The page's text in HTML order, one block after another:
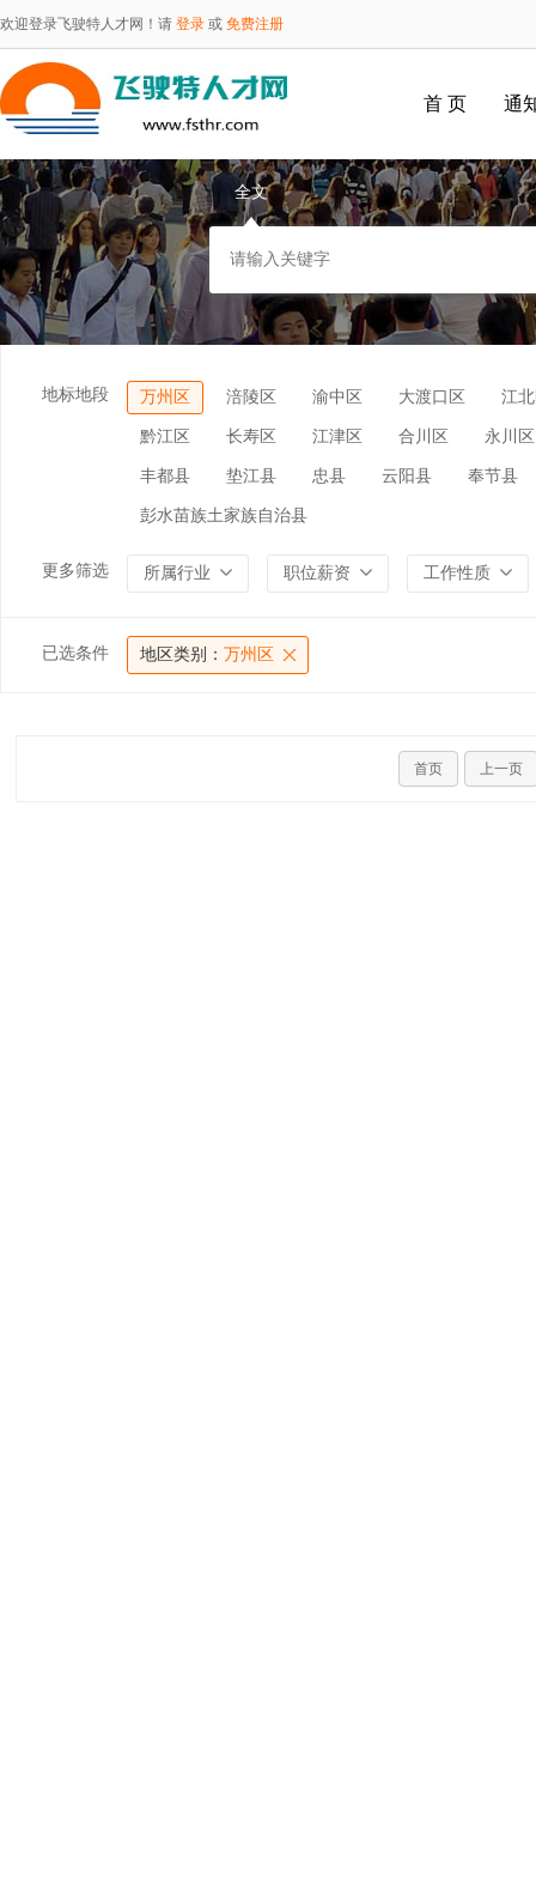
欢迎登录飞驶特人才网！请 登录 或 免费注册
首 页 通
全文
地标地段 万州区 涪陵区 渝中区 大渡口区 江
黔江区 长寿区 江津区 合川区 永川区
丰都县 垫江县 忠县 云阳县 奉节县
彭水苗族土家族自治县
更多筛选 所属行业 职位薪资 工作性质
已选条件 地区类别： 万州区
首页 上一页